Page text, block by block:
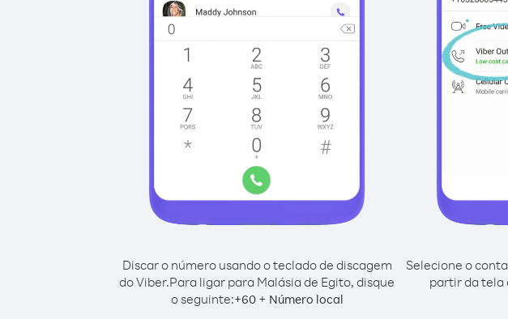
Discar o número usando o teclado de discagem
do Viber.Para ligar para Malásia de Egito, disque
o seguinte:+60+ Número local
Selecione o
partir da tela